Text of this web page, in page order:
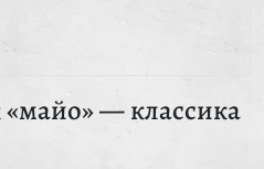
— классика